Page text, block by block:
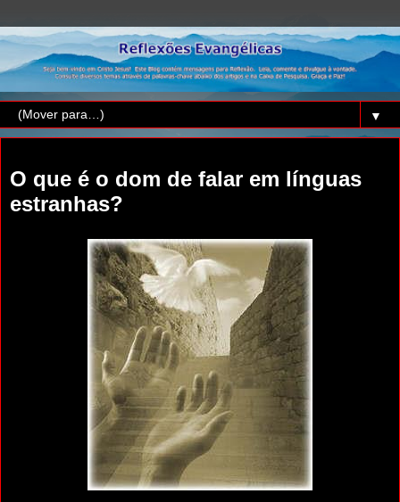
▼
O que é o dom de falar em línguas
estranhas?